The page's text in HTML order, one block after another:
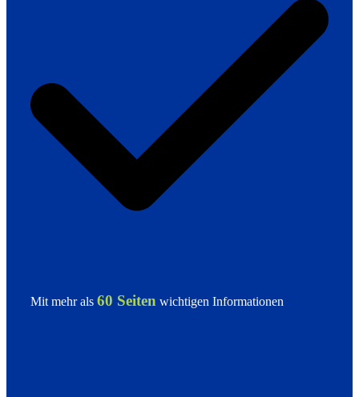
Mit mehr als 60 Seiten wichtigen Informationen